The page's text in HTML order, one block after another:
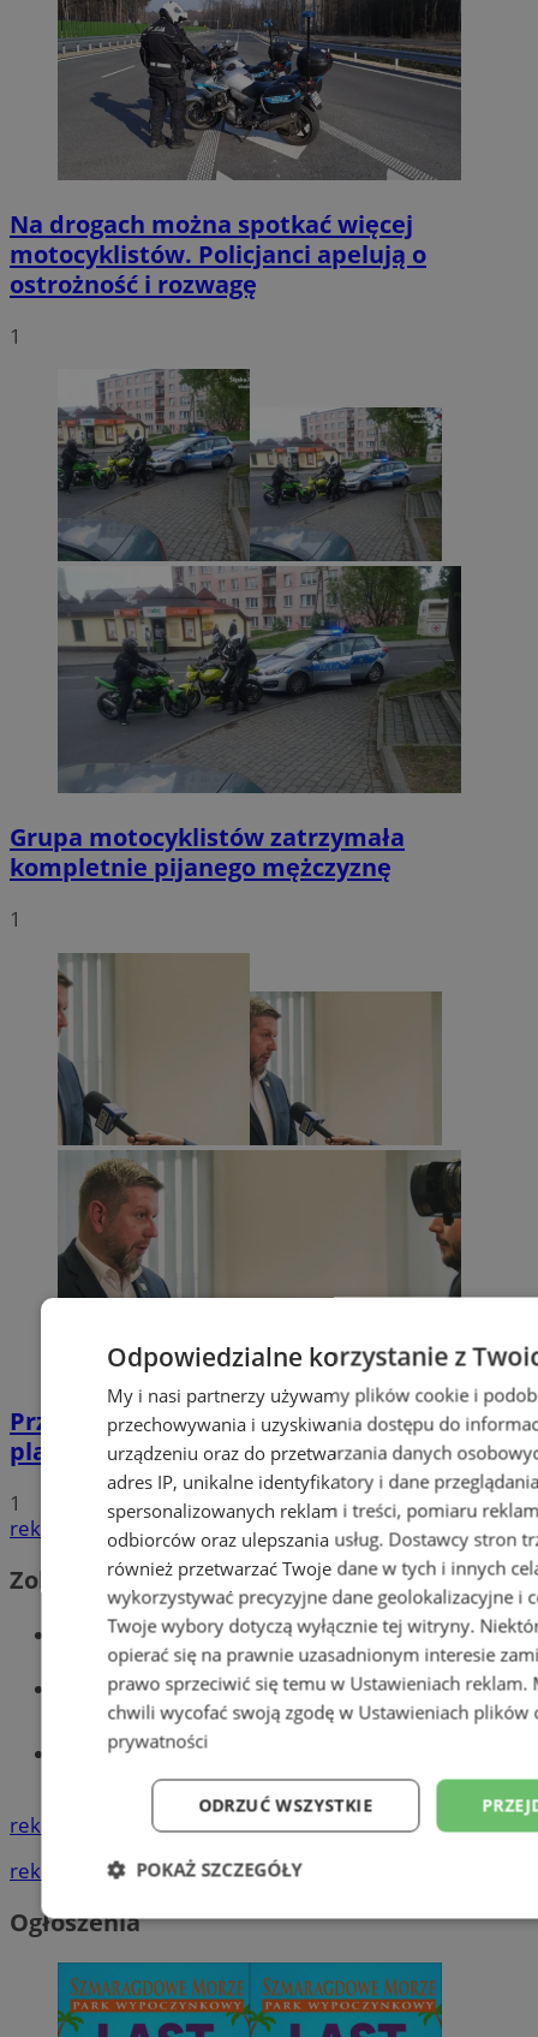
Na drogach można spotkać więcej
motocyklistów. Policjanci apelują o
ostrożność i rozwagę
1
Grupa motocyklistów zatrzymała
kompletnie pijanego mężczyznę
1
Przyszłość Wodzisławia Śląskiego:
planowane inwestycje na 2025 rok
1
reklama
Zobacz również
Wiadomości kryminalne w Wodzisławiu
Wiadomości lokalne
Tworzenie stron www - Wodzisław
reklama
reklama
Ogłoszenia
Odpowiedzialne korzystanie z
My i nasi partnerzy używamy plików cookie i
przechowywania i uzyskiwania dostępu do
urządzeniu oraz do przetwarzania danych
adres IP, unikalne identyfikatory i dane
spersonalizowanych reklam i treści, pomiaru
odbiorców oraz ulepszania usług. Dostawcy stron
również przetwarzać Twoje dane w tych i innych
wykorzystywać precyzyjne dane geolokalizacyjne i
Twoje wybory dotyczą wyłącznie tej witryny.
opierać się na prawnie uzasadnionym interesie
prawo sprzeciwić się temu w Ustawieniach reklam.
chwili wycofać swoją zgodę w Ustawieniach plików
prywatności
ODRZUĆ WSZYSTKIE
POKAŻ SZCZEGÓŁY
Niezbędne Wydajność
Niesklasyfikowane